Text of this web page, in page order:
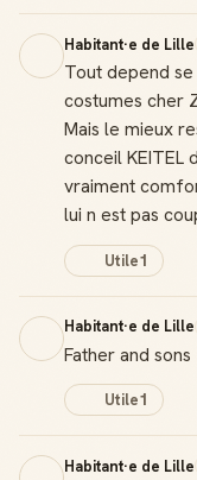
Habitant·e de Lille
Tout depend
costumes cher
Mais le mieux
conceil KEITEL
vraiment
lui n est pas
Utile1
Habitant·e de Lille
Father and sons
Utile1
Habitant·e de Lille